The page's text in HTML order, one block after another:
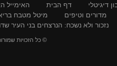
דיגיטלי דף הבית האימייל
מדורים וטיפים מיטל מטבח
נזכור ולא נשכח: הנרצחים בני העיר
© כל הזכויות